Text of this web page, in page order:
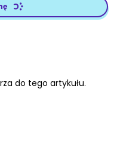
do tego artykułu.